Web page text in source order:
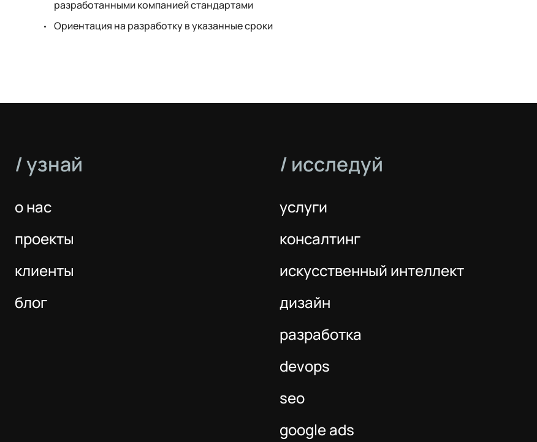
разработанными компанией стандартами
Ориентация на разработку в указанные сроки
/ узнай
о нас
проекты
клиенты
блог
/ исследуй
услуги
консалтинг
искусственный интеллект
дизайн
разработка
devops
seo
google ads